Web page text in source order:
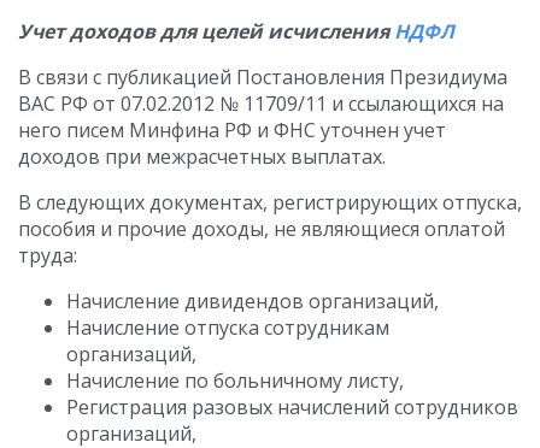
Учет доходов для целей исчисленияНДФЛ
В связи с публикацией Постановления Президиума
ВАС РФ от 07.02.2012 № 11709/11 и ссылающихся на
него писем Минфина РФ и ФНС уточнен учет
доходов при межрасчетных выплатах.
В следующих документах, регистрирующих отпуска,
пособия и прочие доходы, не являющиеся оплатой
труда:
Начисление дивидендов организаций,
Начисление отпуска сотрудникам
организаций,
Начисление по больничному листу,
Регистрация разовых начислений сотрудников
организаций,